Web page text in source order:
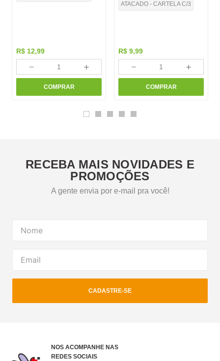
R$ 12,99
＋
－
COMPRAR
ATACADO - CARTELA C/3
R$ 9,99
＋
－
COMPRAR
RECEBA MAIS NOVIDADES E
PROMOÇÕES
A gente envia por e-mail pra você!
CADASTRE-SE
NOS ACOMPANHE NAS
REDES SOCIAIS